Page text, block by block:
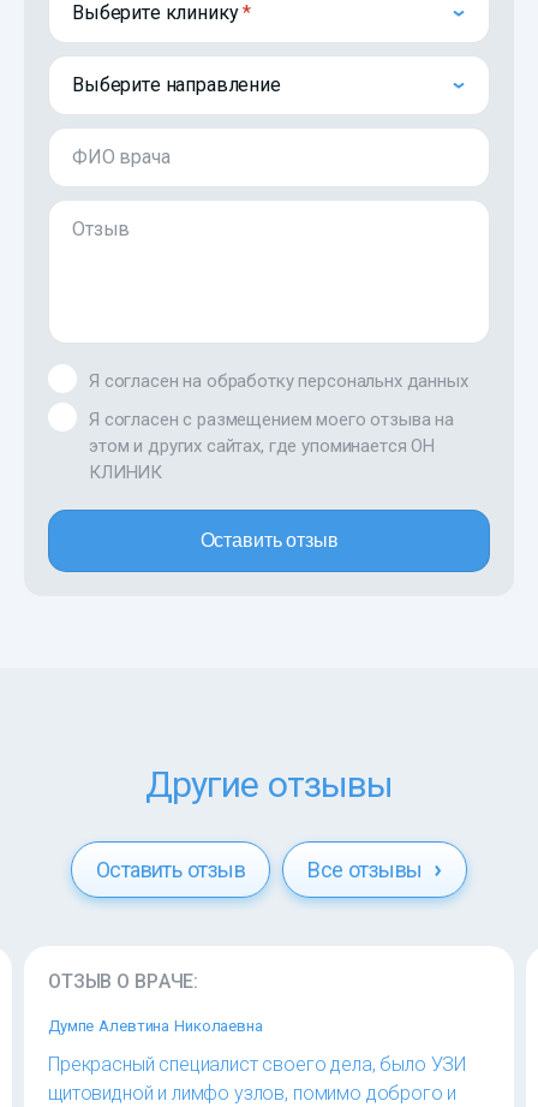
Выберите клинику
Выберите направление
ФИО врача
Отзыв
Я согласен на обработку персональнх данных
Я согласен с размещением моего отзыва на
этом и других сайтах, где упоминается ОН
КЛИНИК
Оставить отзыв
Другие отзывы
Оставить отзыв Все отзывы
ОТЗЫВ О ВРАЧЕ:
Думпе Алевтина Николаевна
Прекрасный специалист своего дела, было УЗИ
щитовидной и лимфо узлов, помимо доброго и